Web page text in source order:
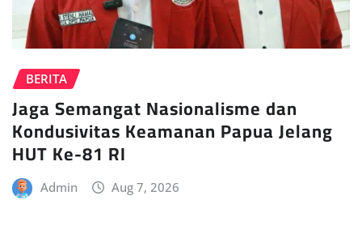
BERITA
Jaga Semangat Nasionalisme dan
Kondusivitas Keamanan Papua Jelang
HUT Ke-81 RI
Admin Aug 7, 2026